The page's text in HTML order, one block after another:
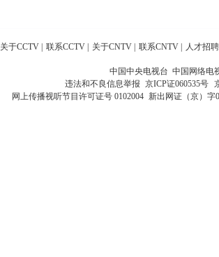
关于CCTV 联系CCTV 关于CNTV 联系CNTV 人才招聘
中国中央电视台 中国网络电
违法和不良信息举报 京ICP证060535号
网上传播视听节目许可证号 0102004 新出网证（京）